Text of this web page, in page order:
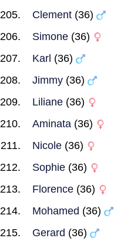
Clement (36)
Simone (36)
Karl (36)
Jimmy (36)
Liliane (36)
Aminata (36)
Nicole (36)
Sophie (36)
Florence (36)
Mohamed (36)
Gerard (36)